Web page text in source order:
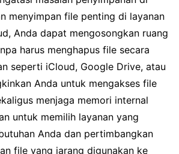
menyimpan file penting di layanan
Anda dapat mengosongkan ruang
harus menghapus file secara
seperti iCloud, Google Drive, atau
Anda untuk mengakses file
menjaga memori internal
untuk memilih layanan yang
Anda dan pertimbangkan
file yang jarang digunakan ke